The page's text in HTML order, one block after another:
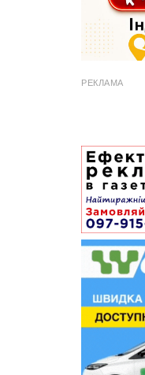
РЕКЛАМА